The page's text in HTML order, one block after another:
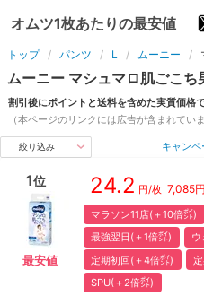
オムツ1枚あたりの最安値
トップ パンツ L ムーニー
ムーニー マシュマロ肌ごこち
割引後にポイントと送料を含めた実質価格
（本ページのリンクには広告が含まれていま
絞り込み キャンペ
1位
最安値
24.2 円/枚 7,085円
マラソン11店(＋10倍㌽)
最強翌日(＋1倍㌽)
ウ
定期初回(＋4倍㌽)
SPU(＋2倍㌽)